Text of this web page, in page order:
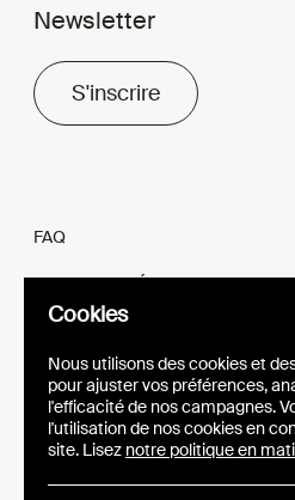
Newsletter
S'inscrire
FAQ
MENTIONS LÉGALES ET VIE
SITE WEB
Cookies
Nous utilisons des cookies et
pour ajuster vos préférences,
l'efficacité de nos campagnes.
l'utilisation de nos cookies en
site. Lisez notre politique en